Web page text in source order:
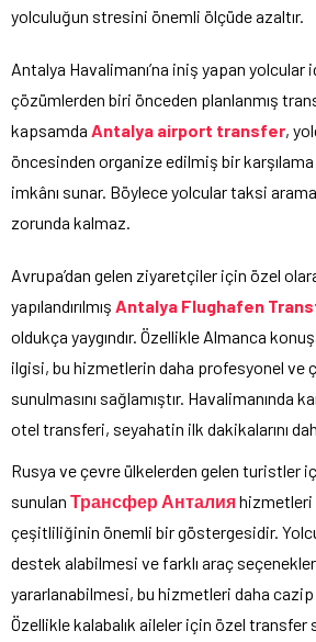
yolculuğun stresini önemli ölçüde azaltır.
Antalya Havalimanı’na iniş yapan yolcular
çözümlerden biri önceden planlanmış
kapsamda Antalya airport transfer,
öncesinden organize edilmiş bir
imkânı sunar. Böylece yolcular taksi
zorunda kalmaz.
Avrupa’dan gelen ziyaretçiler için özel
yapılandırılmış Antalya Flughafen
oldukça yaygındır. Özellikle Almanca
ilgisi, bu hizmetlerin daha profesyonel ve
sunulmasını sağlamıştır. Havalimanında
otel transferi, seyahatin ilk dakikalarını
Rusya ve çevre ülkelerden gelen turistler
sunulan Трансфер Анталияhizmetleri
çeşitliliğinin önemli bir göstergesidir.
destek alabilmesi ve farklı araç
yararlanabilmesi, bu hizmetleri daha
Özellikle kalabalık aileler için özel transfer